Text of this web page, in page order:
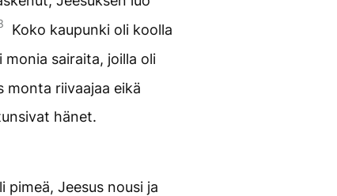
Koko kaupunki oli koolla
monia sairaita, joilla oli
monta riivaajaa eikä
hänet.
pimeä, Jeesus nousi ja